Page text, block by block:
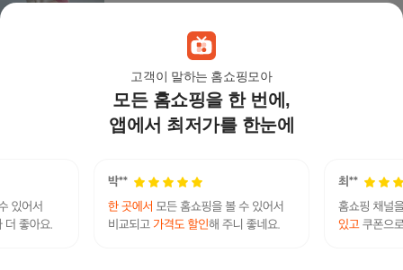
고객이 말하는 홈쇼핑모아
모든 홈쇼핑을 한 번에,
앱에서 최저가를 한눈에
H스타일(BL)블루밍르베이플리츠블라우스 봄 여성
블라우스 브라우스 셔츠 간절기 남방 데일리
50,160 원
오일릴리 포인트 블라우스 OWDS7BL014-50